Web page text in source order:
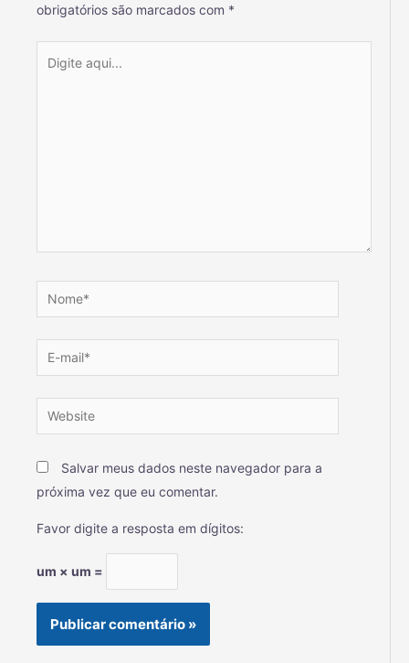
obrigatórios são marcados com *
Salvar meus dados neste navegador para a
próxima vez que eu comentar.
Favor digite a resposta em dígitos:
um × um =